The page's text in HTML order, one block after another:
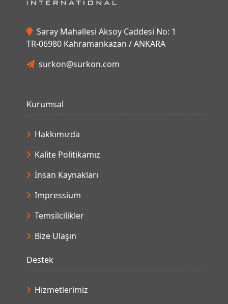
Saray Mahallesi Aksoy Caddesi No: 1
TR-06980 Kahramankazan / ANKARA
surkon@surkon.com
Kurumsal
Hakkımızda
Kalite Politikamız
İnsan Kaynakları
Impressium
Temsilcilikler
Bize Ulaşın
Destek
Hizmetlerimiz